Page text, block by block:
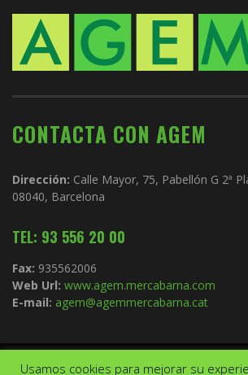
CONTACTA CON AGEM
Dirección: Calle Mayor, 75, Pabellón G 2ª
08040, Barcelona
TEL: 93 556 20 00
Fax: 935562006
Web Url: www.agem.mercabarna.com
E-mail: agem@agemmercabarna.cat
Copyright © 2021.AGEM. Todos los derechos
Usamos cookies para mejorar su